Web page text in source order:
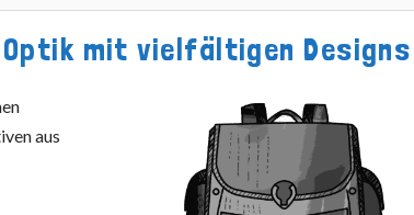
mit vielfältigen Designs
aus